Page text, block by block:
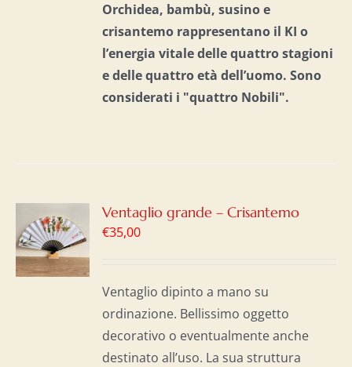
Orchidea, bambù, susino e
crisantemo rappresentano il KI o
l’energia vitale delle quattro stagioni
e delle quattro età dell’uomo. Sono
considerati i "quattro Nobili".
Ventaglio grande – Crisantemo
€35,00
Ventaglio dipinto a mano su
ordinazione. Bellissimo oggetto
decorativo o eventualmente anche
destinato all’uso. La sua struttura